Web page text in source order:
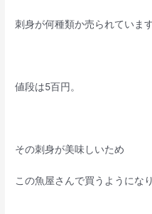
刺身が何種類か売られています
値段は5百円。
その刺身が美味しいため
この魚屋さんで買うようにな